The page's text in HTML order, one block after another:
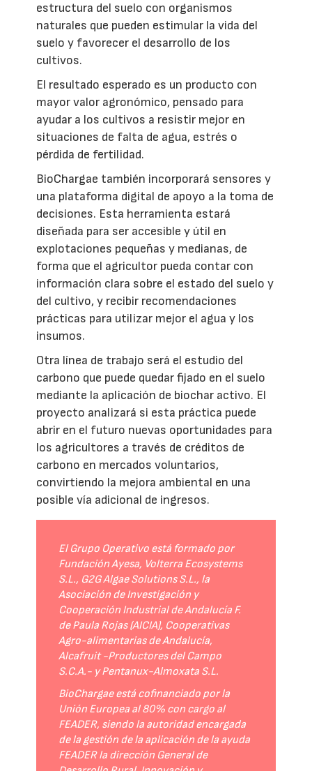
estructura del suelo con organismos
naturales que pueden estimular la vida del
suelo y favorecer el desarrollo de los
cultivos.
El resultado esperado es un producto con
mayor valor agronómico, pensado para
ayudar a los cultivos a resistir mejor en
situaciones de falta de agua, estrés o
pérdida de fertilidad.
BioChargae también incorporará sensores y
una plataforma digital de apoyo a la toma de
decisiones. Esta herramienta estará
diseñada para ser accesible y útil en
explotaciones pequeñas y medianas, de
forma que el agricultor pueda contar con
información clara sobre el estado del suelo y
del cultivo, y recibir recomendaciones
prácticas para utilizar mejor el agua y los
insumos.
Otra línea de trabajo será el estudio del
carbono que puede quedar fijado en el suelo
mediante la aplicación de biochar activo. El
proyecto analizará si esta práctica puede
abrir en el futuro nuevas oportunidades para
los agricultores a través de créditos de
carbono en mercados voluntarios,
convirtiendo la mejora ambiental en una
posible vía adicional de ingresos.
El Grupo Operativo está formado por
Fundación Ayesa, Volterra Ecosystems
S.L., G2G Algae Solutions S.L., la
Asociación de Investigación y
Cooperación Industrial de Andalucía F.
de Paula Rojas (AICIA), Cooperativas
Agro-alimentarias de Andalucía,
Alcafruit -Productores del Campo
S.C.A.- y Pentanux-Almoxata S.L.
BioChargae está cofinanciado por la
Unión Europea al 80% con cargo al
FEADER, siendo la autoridad encargada
de la gestión de la aplicación de la ayuda
FEADER la dirección General de